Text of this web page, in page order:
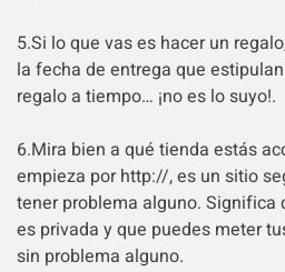
5.Si lo que vas es hacer un
la fecha de entrega que
regalo a tiempo… ¡no es lo suyo!.
6.Mira bien a qué tienda estás
empieza por http://, es un sitio
tener problema alguno. Significa
es privada y que puedes meter
sin problema alguno.